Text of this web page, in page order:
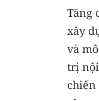
Tăng
xây
và
trị
chiến